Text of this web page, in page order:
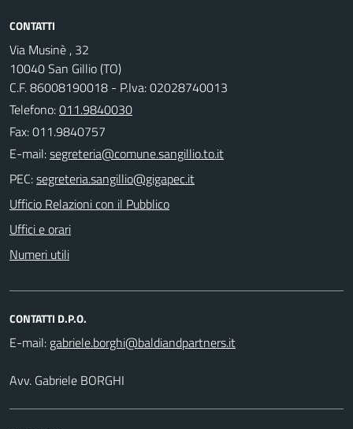
CONTATTI
Via Musinè , 32
10040 San Gillio (TO)
C.F. 86008190018 - P.Iva: 02028740013
Telefono:011.9840030
Fax: 011.9840757
E-mail:
PEC:
Ufficio Relazioni con il Pubblico
Uffici e orari
Numeri utili
CONTATTI D.P.O.
E-mail:
Avv. Gabriele BORGHI